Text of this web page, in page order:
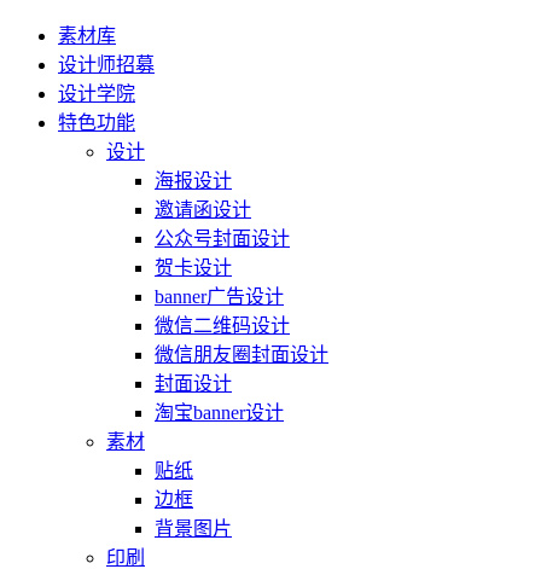
素材库
设计师招募
设计学院
特色功能
设计
海报设计
邀请函设计
公众号封面设计
贺卡设计
banner广告设计
微信二维码设计
微信朋友圈封面设计
封面设计
淘宝banner设计
素材
贴纸
边框
背景图片
印刷